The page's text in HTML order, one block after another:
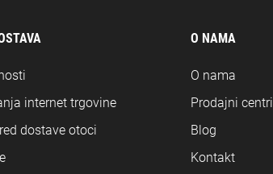
internet trgovine
dostave otoci
O NAMA
O nama
Prodajni centri
Blog
Kontakt